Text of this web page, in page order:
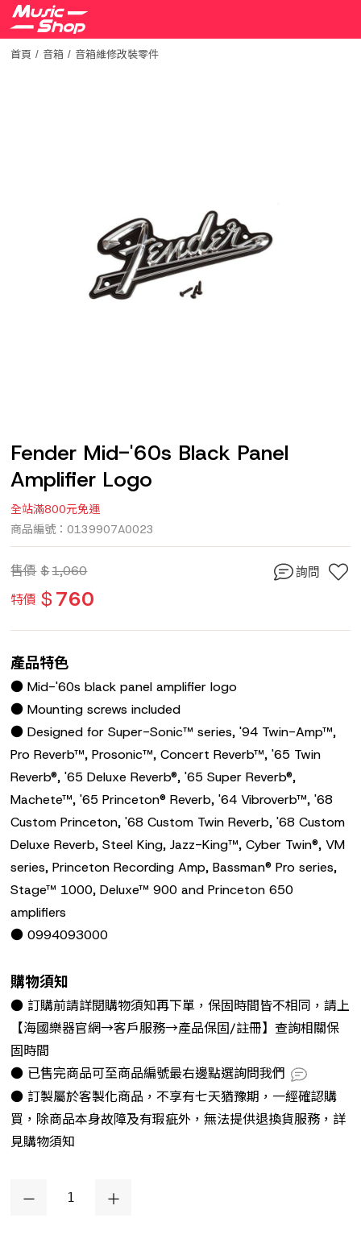
首頁 音箱 音箱維修改裝零件
Fender Mid-'60s Black Panel
Amplifier Logo
全站滿800元免運
商品編號：0139907A0023
售價 $1,060
特價 $760
詢問
產品特色
● Mid-'60s black panel amplifier logo
● Mounting screws included
● Designed for Super-Sonic™ series, '94 Twin-Amp™,
Pro Reverb™, Prosonic™, Concert Reverb™, '65 Twin
Reverb®, '65 Deluxe Reverb®, '65 Super Reverb®,
Machete™, '65 Princeton® Reverb, '64 Vibroverb™, '68
Custom Princeton, '68 Custom Twin Reverb, '68 Custom
Deluxe Reverb, Steel King, Jazz-King™, Cyber Twin®, VM
series, Princeton Recording Amp, Bassman® Pro series,
Stage™ 1000, Deluxe™ 900 and Princeton 650
amplifiers
● 0994093000
購物須知
● 訂購前請詳閱購物須知再下單，保固時間皆不相同，請上
【海國樂器官網→客戶服務→產品保固/註冊】查詢相關保
固時間
● 已售完商品可至商品編號最右邊點選詢問我們
● 訂製屬於客製化商品，不享有七天猶豫期，一經確認購
買，除商品本身故障及有瑕疵外，無法提供退換貨服務，詳
見購物須知